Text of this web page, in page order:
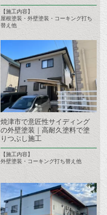
【施工内容】
屋根塗装・外壁塗装・コーキング打ち
替え他
焼津市で意匠性サイディング
の外壁塗装｜高耐久塗料で塗
りつぶし施工
【施工内容】
外壁塗装・コーキング打ち替え他